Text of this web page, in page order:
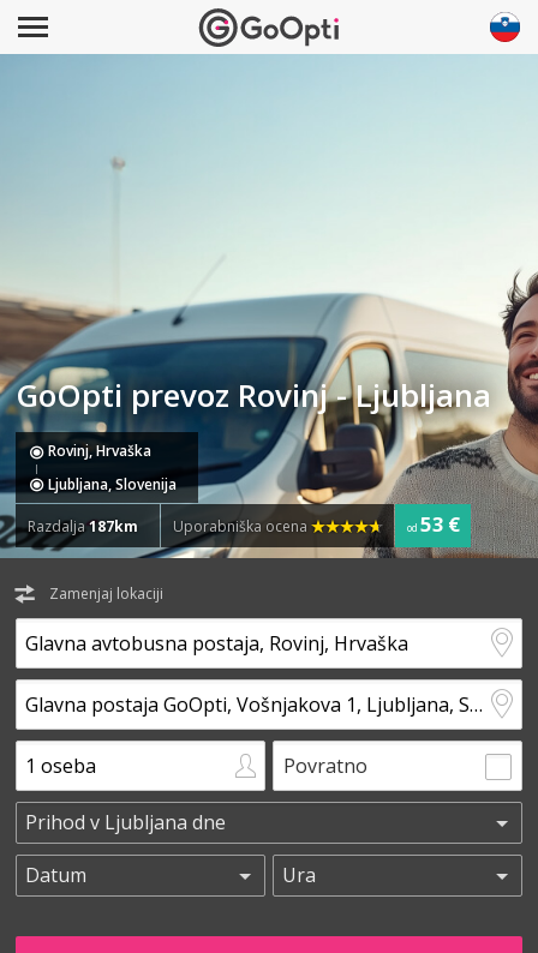
GoOpti prevoz Rovinj - Ljubljana
Rovinj, Hrvaška
Ljubljana, Slovenija
Razdalja187km Uporabniška ocena od 53 €
Zamenjaj lokaciji
Povratno